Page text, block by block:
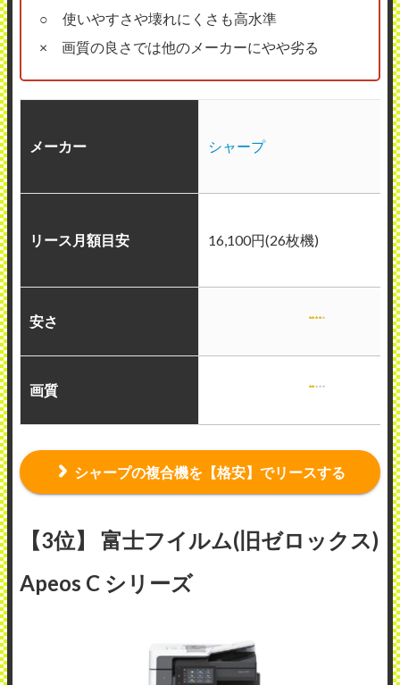
○ 使いやすさや壊れにくさも高水準
× 画質の良さでは他のメーカーにやや劣る
メーカー シャープ
リース月額目安 16,100円(26枚機)
安さ
画質
シャープの複合機を【格安】でリースする
【3位】 富士フイルム(旧ゼロックス)
Apeos C シリーズ